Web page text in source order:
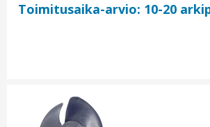
Toimitusaika-arvio: 10-20